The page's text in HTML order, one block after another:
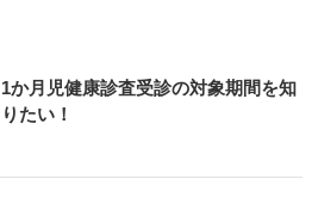
1か月児健康診査受診の対象期間を知
りたい！